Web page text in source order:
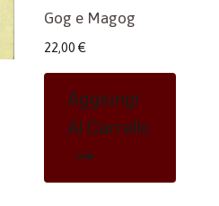
Gog e Magog
22,00 €
Aggiungi
Al Carrello